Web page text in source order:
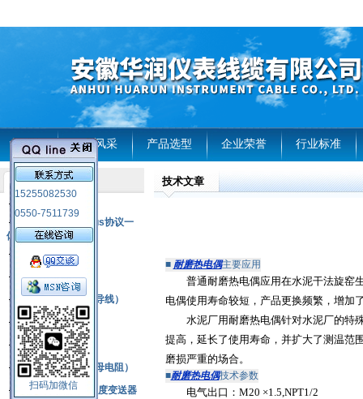
首页 企业风采 产品选型 企业荣誉 行业标准
15255082530
0550-7511739
扫码加微信
产品列表
RS485通讯modbus协议一
体化现场智能仪表
热电偶
压力式温度计
热电偶补偿电缆（导线）
振动传感器
热电阻
铂热电阻元件（云母电阻）
SBW系列一体化温度变送器
技术文章
■ 耐磨热电偶主要应用
普通耐磨热电偶应用在水泥干法旋窑生
电偶使用寿命较短，产品更换频繁，增加
水泥厂用耐磨热电偶针对水泥厂的特殊
提高，延长了使用寿命，并扩大了测温范
磨损严重的场合。
■耐磨热电偶技术参数
电气出口：M20 ×1.5,NPT1/2